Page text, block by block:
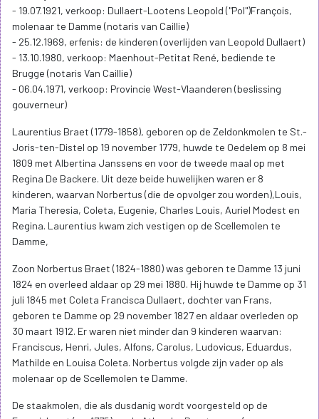
- 19.07.1921, verkoop: Dullaert-Lootens Leopold ("Pol")François,
molenaar te Damme (notaris van Caillie)
- 25.12.1969, erfenis: de kinderen (overlijden van Leopold Dullaert)
- 13.10.1980, verkoop: Maenhout-Petitat René, bediende te
Brugge (notaris Van Caillie)
- 06.04.1971, verkoop: Provincie West-Vlaanderen (beslissing
gouverneur)
Laurentius Braet (1779-1858), geboren op de Zeldonkmolen te St.-
Joris-ten-Distel op 19 november 1779, huwde te Oedelem op 8 mei
1809 met Albertina Janssens en voor de tweede maal op met
Regina De Backere. Uit deze beide huwelijken waren er 8
kinderen, waarvan Norbertus (die de opvolger zou worden),Louis,
Maria Theresia, Coleta, Eugenie, Charles Louis, Auriel Modest en
Regina. Laurentius kwam zich vestigen op de Scellemolen te
Damme,
Zoon Norbertus Braet (1824-1880) was geboren te Damme 13 juni
1824 en overleed aldaar op 29 mei 1880. Hij huwde te Damme op 31
juli 1845 met Coleta Francisca Dullaert, dochter van Frans,
geboren te Damme op 29 november 1827 en aldaar overleden op
30 maart 1912. Er waren niet minder dan 9 kinderen waarvan:
Franciscus, Henri, Jules, Alfons, Carolus, Ludovicus, Eduardus,
Mathilde en Louisa Coleta. Norbertus volgde zijn vader op als
molenaar op de Scellemolen te Damme.
De staakmolen, die als dusdanig wordt voorgesteld op de